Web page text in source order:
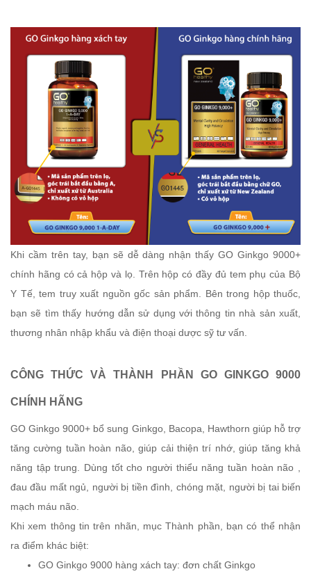
Khi cầm trên tay, bạn sẽ dễ dàng nhận thấy GO Ginkgo 9000+
chính hãng có cả hộp và lọ. Trên hộp có đầy đủ tem phụ của Bộ
Y Tế, tem truy xuất nguồn gốc sản phẩm. Bên trong hộp thuốc,
bạn sẽ tìm thấy hướng dẫn sử dụng với thông tin nhà sản xuất,
thương nhân nhập khẩu và điện thoại dược sỹ tư vấn.
CÔNG THỨC VÀ THÀNH PHẦN GO GINKGO 9000
CHÍNH HÃNG
GO Ginkgo 9000+ bổ sung Ginkgo, Bacopa, Hawthorn giúp hỗ trợ
tăng cường tuần hoàn não, giúp cải thiện trí nhớ, giúp tăng khả
năng tập trung. Dùng tốt cho người thiểu năng tuần hoàn não ,
đau đầu mất ngủ, người bị tiền đình, chóng mặt, người bị tai biến
mạch máu não.
Khi xem thông tin trên nhãn, mục Thành phần, bạn có thể nhận
ra điểm khác biệt:
GO Ginkgo 9000 hàng xách tay: đơn chất Ginkgo